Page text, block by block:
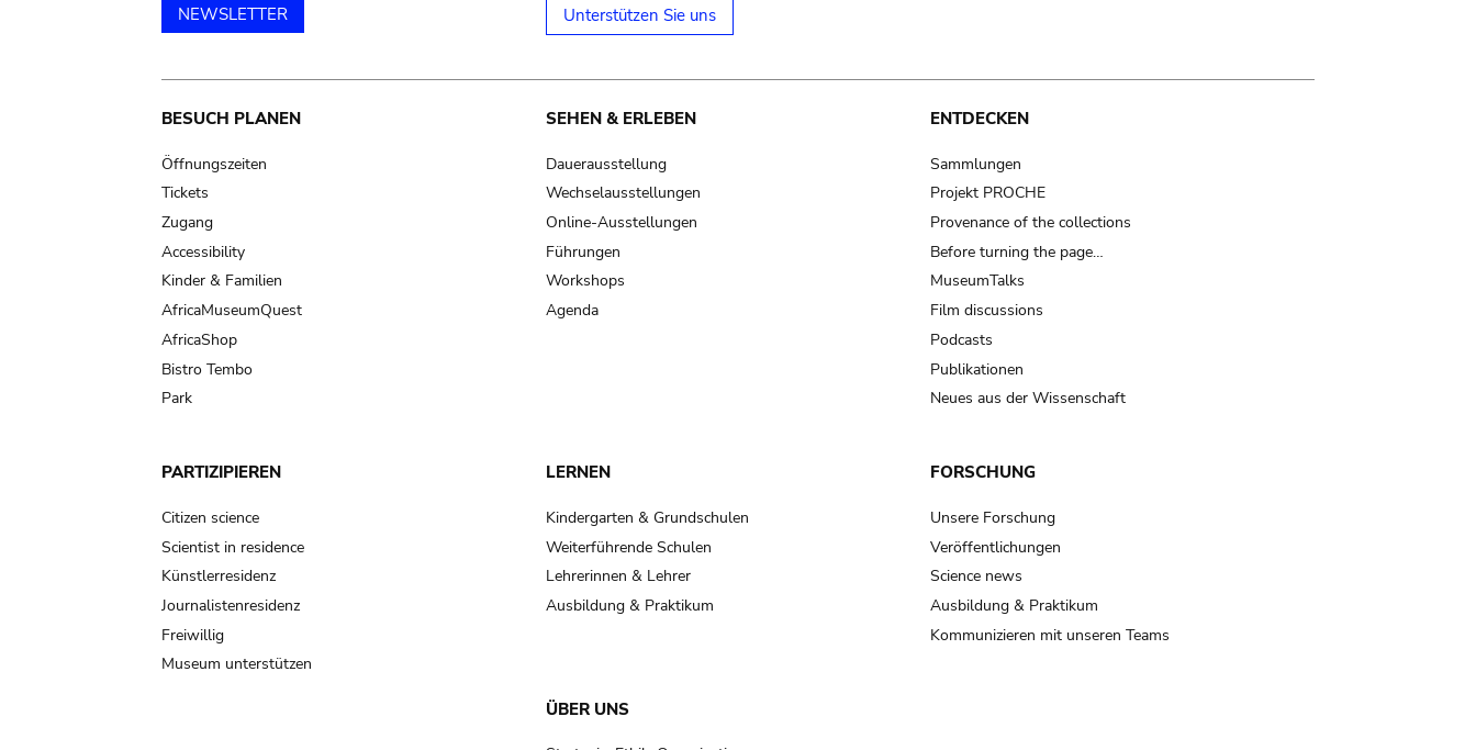
NEWSLETTER Unterstützen Sie uns
Main
navigation
BESUCH PLANEN
Öffnungszeiten
Tickets
Zugang
Accessibility
Kinder & Familien
AfricaMuseumQuest
AfricaShop
Bistro Tembo
Park
SEHEN & ERLEBEN
Dauerausstellung
Wechselausstellungen
Online-Ausstellungen
Führungen
Workshops
Agenda
ENTDECKEN
Sammlungen
Projekt PROCHE
Provenance of the collections
Before turning the page…
MuseumTalks
Film discussions
Podcasts
Publikationen
Neues aus der Wissenschaft
PARTIZIPIEREN
Citizen science
Scientist in residence
Künstlerresidenz
Journalistenresidenz
Freiwillig
Museum unterstützen
LERNEN
Kindergarten & Grundschulen
Weiterführende Schulen
Lehrerinnen & Lehrer
Ausbildung & Praktikum
FORSCHUNG
Unsere Forschung
Veröffentlichungen
Science news
Ausbildung & Praktikum
Kommunizieren mit unseren Teams
ÜBER UNS